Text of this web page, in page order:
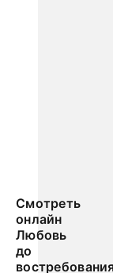
Смотреть
онлайн
Любовь
до